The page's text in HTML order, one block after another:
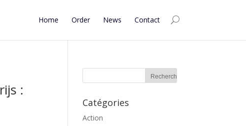
Home Order News Contact
:
Catégories
Action